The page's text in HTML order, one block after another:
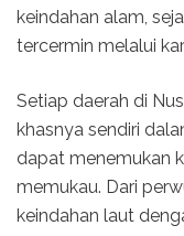
keindahan alam,
tercermin melalui
Setiap daerah di
khasnya sendiri
dapat menemukan
memukau. Dari
keindahan laut